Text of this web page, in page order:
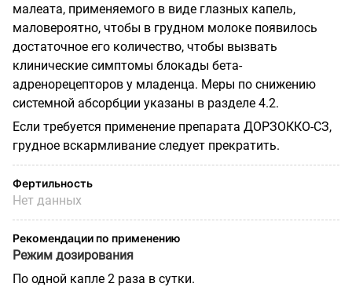
малеата, применяемого в виде глазных капель,
маловероятно, чтобы в грудном молоке появилось
достаточное его количество, чтобы вызвать
клинические симптомы блокады бета-
адренорецепторов у младенца. Меры по снижению
системной абсорбции указаны в разделе 4.2.
Если требуется применение препарата ДОРЗОККО-СЗ,
грудное вскармливание следует прекратить.
Фертильность
Нет данных
Рекомендации по применению
Режим дозирования
По одной капле 2 раза в сутки.